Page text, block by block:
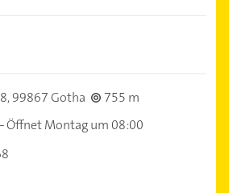
99867 Gotha
755 m
Öffnet Montag um 08:00